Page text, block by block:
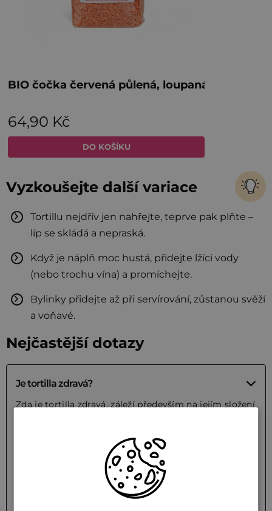
Vyzkoušejte další variace
Tortillu nejdřív jen nahřejte, teprve pak plňte –
líp se skládá a nepraská.
Když je náplň moc hustá, přidejte lžíci vody
(nebo trochu vína) a promíchejte.
Bylinky přidejte až při servírování, zůstanou svěží
a voňavé.
Nejčastější dotazy
Je tortilla zdravá?
Zda je tortilla zdravá, záleží především na jejím složení
glykemickému indexu výživnou volbou, zatímco
běžné pšeničné tortilly z bílé mouky představují spíše
zdroj rychlých cukrů srovnatelný s bílým rohlíkem.
Pokud ale sáhnete po kvalitní variantě a doplníte ji